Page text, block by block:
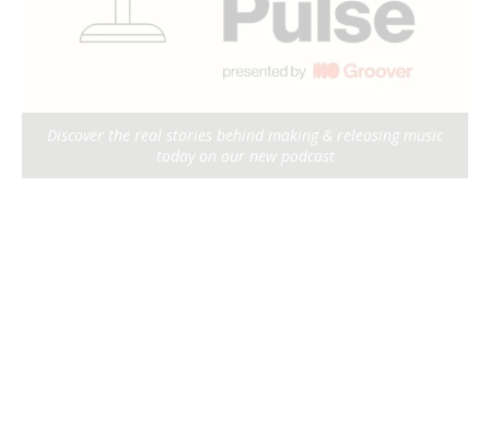
Discover the real stories behind making & releasing music
today on our new podcast